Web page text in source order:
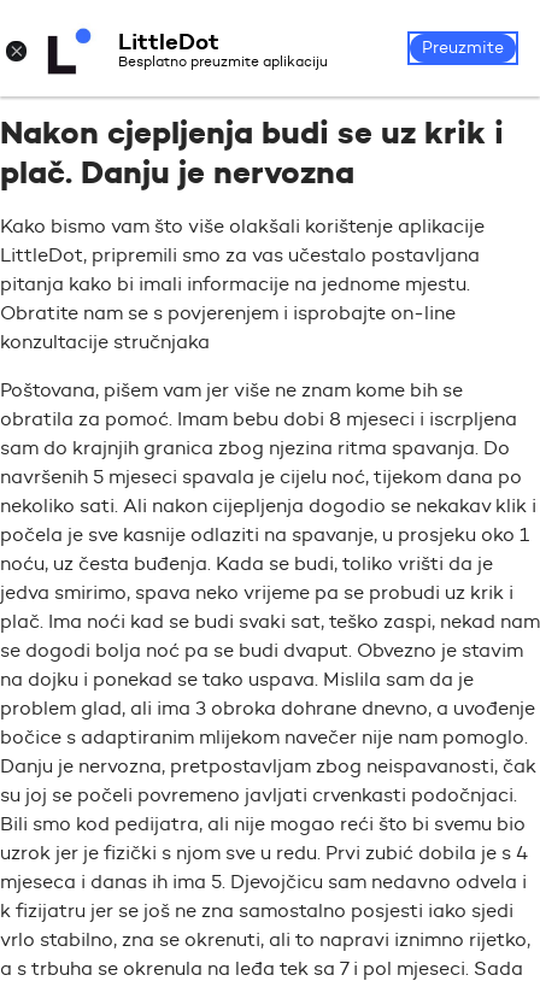
Prijava
Nakon cjepljenja budi se uz krik i
plač. Danju je nervozna
Kako bismo vam što više olakšali korištenje aplikacije
LittleDot, pripremili smo za vas učestalo postavljana
pitanja kako bi imali informacije na jednome mjestu.
Obratite nam se s povjerenjem i isprobajte on-line
konzultacije stručnjaka
Poštovana, pišem vam jer više ne znam kome bih se
obratila za pomoć. Imam bebu dobi 8 mjeseci i iscrpljena
sam do krajnjih granica zbog njezina ritma spavanja. Do
navršenih 5 mjeseci spavala je cijelu noć, tijekom dana po
nekoliko sati. Ali nakon cijepljenja dogodio se nekakav klik i
počela je sve kasnije odlaziti na spavanje, u prosjeku oko 1
noću, uz česta buđenja. Kada se budi, toliko vrišti da je
jedva smirimo, spava neko vrijeme pa se probudi uz krik i
plač. Ima noći kad se budi svaki sat, teško zaspi, nekad nam
se dogodi bolja noć pa se budi dvaput. Obvezno je stavim
na dojku i ponekad se tako uspava. Mislila sam da je
problem glad, ali ima 3 obroka dohrane dnevno, a uvođenje
bočice s adaptiranim mlijekom navečer nije nam pomoglo.
Danju je nervozna, pretpostavljam zbog neispavanosti, čak
su joj se počeli povremeno javljati crvenkasti podočnjaci.
Bili smo kod pedijatra, ali nije mogao reći što bi svemu bio
uzrok jer je fizički s njom sve u redu. Prvi zubić dobila je s 4
mjeseca i danas ih ima 5. Djevojčicu sam nedavno odvela i
k fizijatru jer se još ne zna samostalno posjesti iako sjedi
vrlo stabilno, zna se okrenuti, ali to napravi iznimno rijetko,
a s trbuha se okrenula na leđa tek sa 7 i pol mjeseci. Sada
× LittleDot
Besplatno preuzmite aplikaciju
Preuzmite